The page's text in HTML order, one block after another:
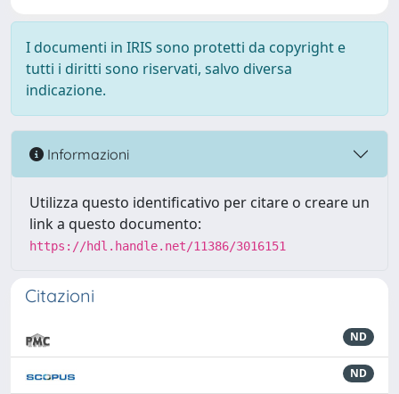
I documenti in IRIS sono protetti da copyright e
tutti i diritti sono riservati, salvo diversa
indicazione.
Informazioni
Utilizza questo identificativo per citare o creare un
link a questo documento:
https://hdl.handle.net/11386/3016151
Citazioni
ND
ND